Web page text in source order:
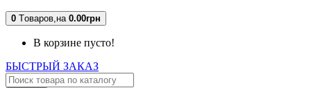
0 Tоваров, на 0.00грн
В корзине пусто!
БЫСТРЫЙ ЗАКАЗ